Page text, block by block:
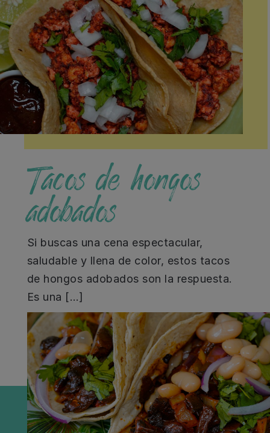
Tacos de hongos
adobados
Si buscas una cena espectacular,
saludable y llena de color, estos tacos
de hongos adobados son la respuesta.
Es una […]